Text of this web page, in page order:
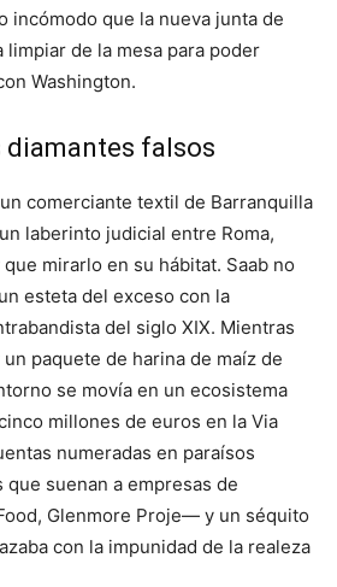
incómodo que la nueva junta de
de la mesa para poder
Washington.
diamantes falsos
comerciante textil de Barranquilla
laberinto judicial entre Roma,
mirarlo en su hábitat. Saab no
esteta del exceso con la
del siglo XIX. Mientras
paquete de harina de maíz de
se movía en un ecosistema
millones de euros en la Via
numeradas en paraísos
suenan a empresas de
Glenmore Proje— y un séquito
con la impunidad de la realeza